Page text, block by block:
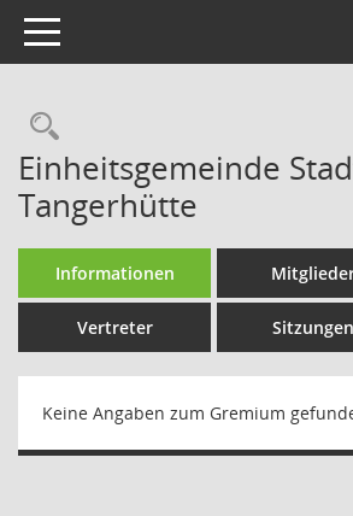
Toggle navigation
Rechercheauswahl
Einheitsgemeinde
Tangerhütte
Informationen
Vertreter Sitzungen
Keine Angaben zum Gremium